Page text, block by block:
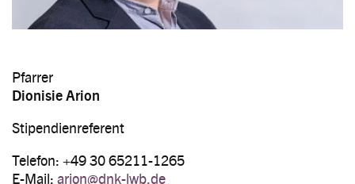
Pfarrer
Dionisie Arion
Stipendienreferent
Telefon: +49 30 65211-1265
E-Mail: arion@dnk-lwb.de